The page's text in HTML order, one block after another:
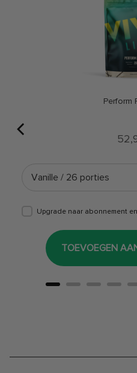
Perform
Upgrade naar abonnement en
TOEVOEGEN